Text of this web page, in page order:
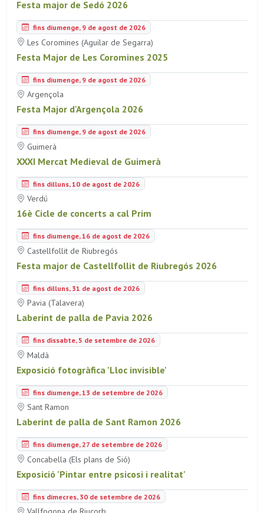
Festa major de Sedó 2026
fins diumenge, 9 de agost de 2026
Les Coromines (Aguilar de Segarra)
Festa Major de Les Coromines 2025
fins diumenge, 9 de agost de 2026
Argençola
Festa Major d'Argençola 2026
fins diumenge, 9 de agost de 2026
Guimerà
XXXI Mercat Medieval de Guimerà
fins dilluns, 10 de agost de 2026
Verdú
16è Cicle de concerts a cal Prim
fins diumenge, 16 de agost de 2026
Castellfollit de Riubregós
Festa major de Castellfollit de Riubregós 2026
fins dilluns, 31 de agost de 2026
Pavia (Talavera)
Laberint de palla de Pavia 2026
fins dissabte, 5 de setembre de 2026
Maldà
Exposició fotogràfica 'Lloc invisible'
fins diumenge, 13 de setembre de 2026
Sant Ramon
Laberint de palla de Sant Ramon 2026
fins diumenge, 27 de setembre de 2026
Concabella (Els plans de Sió)
Exposició 'Pintar entre psicosi i realitat'
fins dimecres, 30 de setembre de 2026